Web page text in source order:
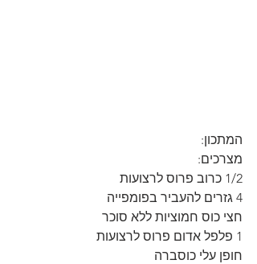
המתכון:
מצרכים:
1/2 כרוב פרוס לרצועות
4 גזרים להעביר בפומפייה
חצי כוס חמוציות ללא סוכר
1 פלפל אדום פרוס לרצועות
חופן עלי כוסברה